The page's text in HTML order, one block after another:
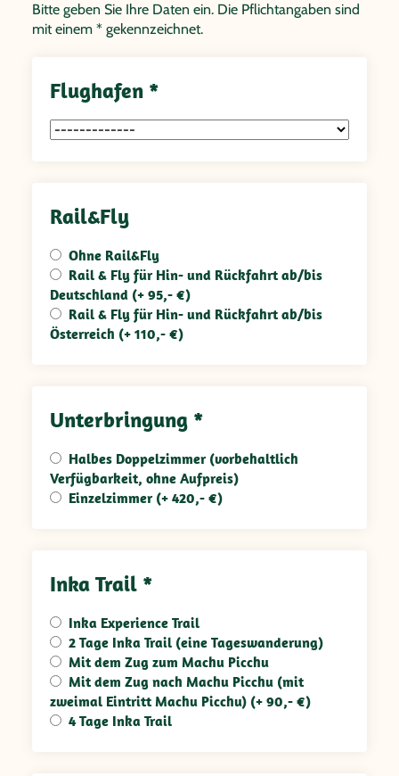
Bitte geben Sie Ihre Daten ein. Die Pflichtangaben sind
mit einem * gekennzeichnet.
Flughafen *
Rail&Fly
Ohne Rail&Fly
Rail & Fly für Hin- und Rückfahrt ab/bis
Deutschland (+ 95,- €)
Rail & Fly für Hin- und Rückfahrt ab/bis
Österreich (+ 110,- €)
Unterbringung *
Halbes Doppelzimmer (vorbehaltlich
Verfügbarkeit, ohne Aufpreis)
Einzelzimmer (+ 420,- €)
Inka Trail *
Inka Experience Trail
2 Tage Inka Trail (eine Tageswanderung)
Mit dem Zug zum Machu Picchu
Mit dem Zug nach Machu Picchu (mit
zweimal Eintritt Machu Picchu) (+ 90,- €)
4 Tage Inka Trail